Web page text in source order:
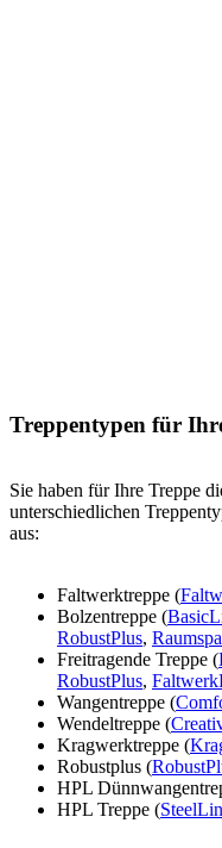
Treppentypen für
Sie haben für Ihre Treppe
unterschiedlichen
aus:
Faltwerktreppe (
Bolzentreppe (
RobustPlus,
Freitragende Treppe (
RobustPlus,
Wangentreppe (
Wendeltreppe (
Kragwerktreppe (
Robustplus (
HPL
HPL Treppe (